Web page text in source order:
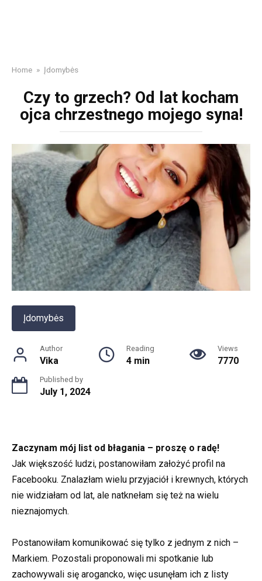
Home » Įdomybės
Czy to grzech? Od lat kocham
ojca chrzestnego mojego syna!
Įdomybės
Author
Vika
Reading
4 min
Views
7770
Published by
July 1, 2024
Zaczynam mój list od błagania – proszę o radę!
Jak większość ludzi, postanowiłam założyć profil na
Facebooku. Znalazłam wielu przyjaciół i krewnych, których
nie widziałam od lat, ale natknełam się też na wielu
nieznajomych.
Postanowiłam komunikować się tylko z jednym z nich –
Markiem. Pozostali proponowali mi spotkanie lub
zachowywali się arogancko, więc usunęłam ich z listy